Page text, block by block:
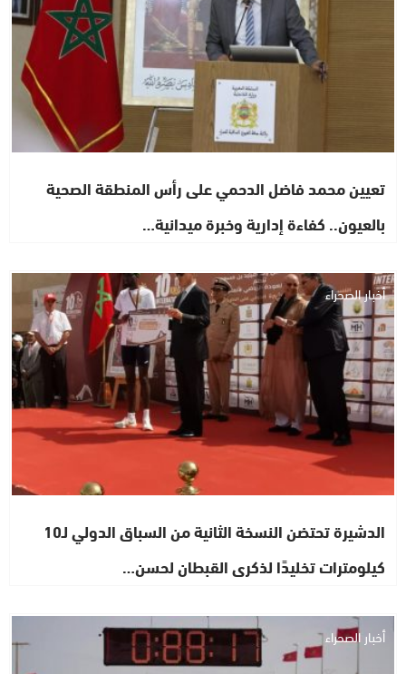
تعيين محمد فاضل الدحمي على رأس المنطقة الصحية
بالعيون.. كفاءة إدارية وخبرة ميدانية…
أخبار الصحراء
الدشيرة تحتضن النسخة الثانية من السباق الدولي لـ10
كيلومترات تخليدًا لذكرى القبطان لحسن…
أخبار الصحراء